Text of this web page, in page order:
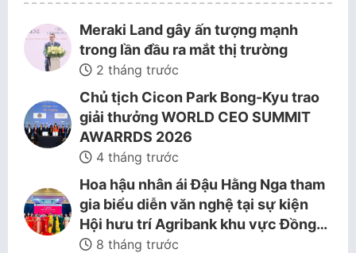
Meraki Land gây ấn tượng mạnh
trong lần đầu ra mắt thị trường
2 tháng trước
Chủ tịch Cicon Park Bong-Kyu trao
giải thưởng WORLD CEO SUMMIT
AWARRDS 2026
4 tháng trước
Hoa hậu nhân ái Đậu Hằng Nga tham
gia biểu diễn văn nghệ tại sự kiện
Hội hưu trí Agribank khu vực Đồng…
8 tháng trước